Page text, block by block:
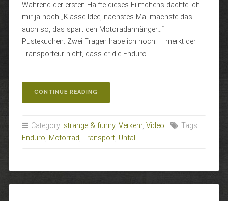
Während der ersten Hälfte dieses Filmchens dachte ich
mir ja noch „Klasse Idee, nächstes Mal machste das
auch so, das spart den Motoradanhänger…“
Pustekuchen. Zwei Fragen habe ich noch: – merkt der
Transporteur nicht, dass er die Enduro …
CONTINUE READING
MAN
BESSER
NICHT
Category: strange & funny, Verkehr, Video
Tags:
Enduro, Motorrad, Transport, Unfall